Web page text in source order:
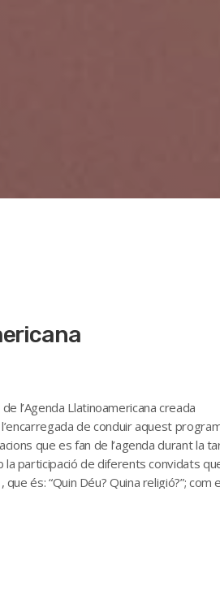
l’Agenda Llatinoamericana creada
de conduir aquest
que es fan de l’agenda durant la
participació de diferents convidats
és: “Quin Déu? Quina religió?”; com